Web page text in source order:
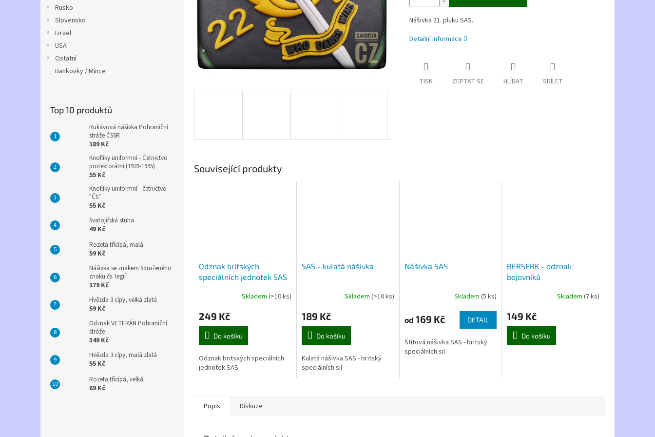
Rusko
Slovensko
Izrael
USA
Ostatní
Bankovky / Mince
Top 10 produktů
Rukávová nášivka Pohraniční
stráže ČSSR
189 Kč
Knoflíky uniformní - Četnictvo
protektorátní (1939-1945)
55 Kč
Knoflíky uniformní - četnictvo
"ČS"
55 Kč
Svatojiřská stuha
49 Kč
Rozeta třícípá, malá
59 Kč
Nášivka se znakem Sdruženého
znaku čs. legií
179 Kč
Hvězda 3 cípy, velká zlatá
59 Kč
Odznak VETERÁN Pohraniční
stráže
349 Kč
Hvězda 3 cípy, malá zlatá
55 Kč
Rozeta třícípá, velká
69 Kč
Nášivka 21. pluku SAS.
Detailní informace
TISK ZEPTAT SE HLÍDAT SDÍLET
Související produkty
Odznak britských
speciálních jednotek SAS
Skladem (>10 ks)
249 Kč
Do košíku
Odznak britských speciálních
jednotek SAS
SAS - kulatá nášivka
Skladem (>10 ks)
189 Kč
Do košíku
Kulatá nášivka SAS - britský
speciálních sil
Nášivka SAS
Skladem(5 ks)
od 169 Kč DETAIL
Štítová nášivka SAS - britský
speciálních sil
BERSERK - odznak
bojovníků
Skladem (7 ks)
149 Kč
Do košíku
Popis Diskuze